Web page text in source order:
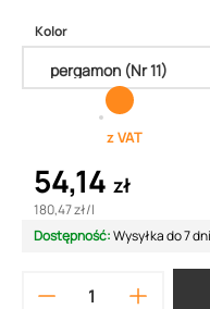
Kolor
z VAT
54,14 zł
180,47 zł/l
Dostępność:Wysyłka do 7